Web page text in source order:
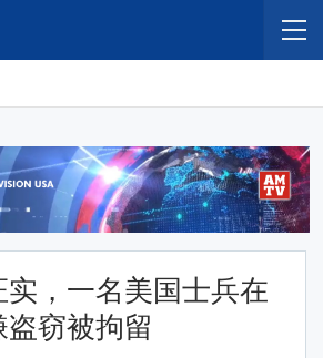
实，一名美国士兵在
窃被拘留